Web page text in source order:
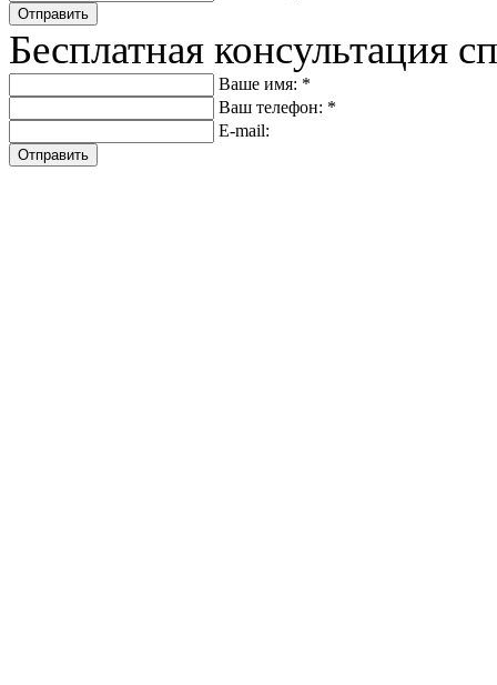
Отправить
Бесплатная консультация
Ваше имя: *
Ваш телефон: *
E-mail:
Отправить